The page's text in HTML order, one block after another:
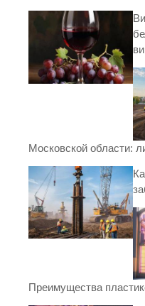
Московской области:
Преимущества